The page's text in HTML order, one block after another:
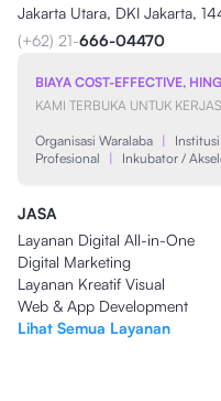
Jakarta Utara, DKI Jakarta,
(+62) 21-666-04470
BIAYA COST-EFFECTIVE,
KAMI TERBUKA UNTUK
Organisasi Waralaba |
Profesional
| Inkubator /
JASA
Layanan Digital All-in-One
Digital Marketing
Layanan Kreatif Visual
Web & App Development
Lihat Semua Layanan